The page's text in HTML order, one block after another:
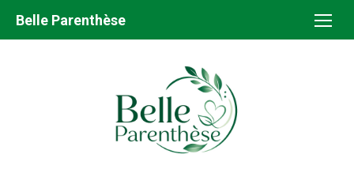
Belle Parenthèse